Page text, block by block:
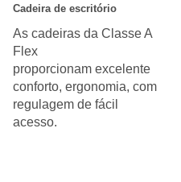
Cadeira de escritório
As cadeiras da Classe A
Flex
proporcionam excelente
conforto, ergonomia, com
regulagem de fácil
acesso.